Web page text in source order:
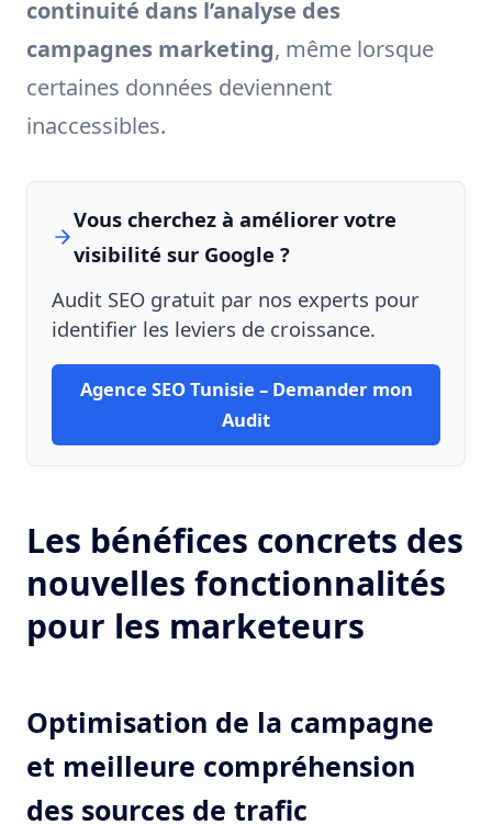
continuité dans l’analyse des
campagnes marketing, même lorsque
certaines données deviennent
inaccessibles.
Vous cherchez à améliorer votre
visibilité sur Google ?
Audit SEO gratuit par nos experts pour
identifier les leviers de croissance.
Agence SEO Tunisie – Demander mon
Audit
Les bénéfices concrets des
nouvelles fonctionnalités
pour les marketeurs
Optimisation de la campagne
et meilleure compréhension
des sources de trafic